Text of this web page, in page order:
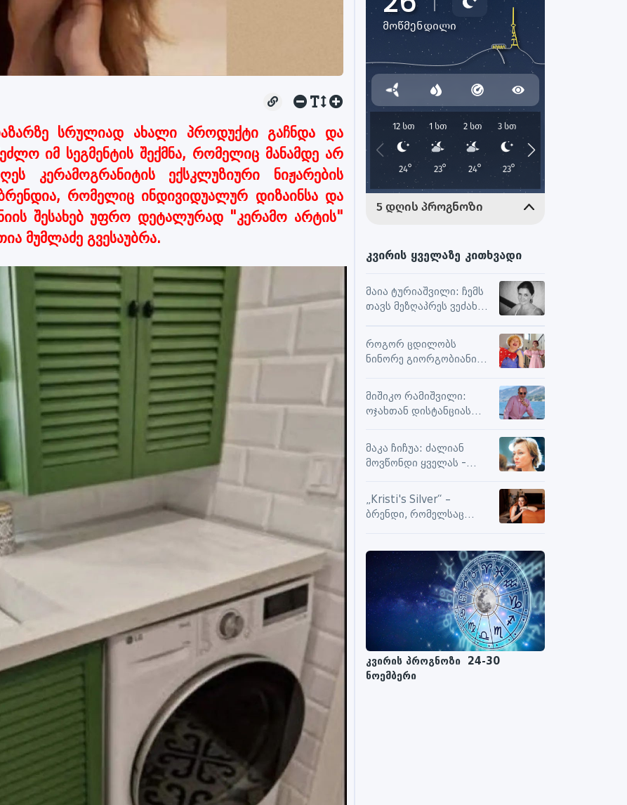
სრულიად ახალი პროდუქტი გაჩნდა და
იმ სეგმენტის შექმნა, რომელიც მანამდე არ
კერამოგრანიტის ექსკლუზიური ნიჟარების
რომელიც ინდივიდუალურ დიზაინსა და
შესახებ უფრო დეტალურად "კერამო არტის"
მუმლაძე გვესაუბრა.
კვირის ყველაზე კითხვადი
მაია ტურიაშვილი: ჩემს
თავს მეზღაპრეს ვეძახი,
ურთიერთობებსა და
შემოქმედებით
მუშაობაში
როგორ ცდილობს
ნინორე გიორგობიანი
მაქსიმალური
სიამოვნების მიღებას და
მოქმედებს თუ არა მასზე
მიშიკო რამიშვილი:
ოჯახთან დისტანციას
გრძელდება
მაკა ჩიჩუა: ძალიან
მოვწონდი ყველას -
გარეთ
„Kristi's Silver“ –
ბრენდი, რომელსაც
კვირის პროგნოზი 24-30
ნოემბერი